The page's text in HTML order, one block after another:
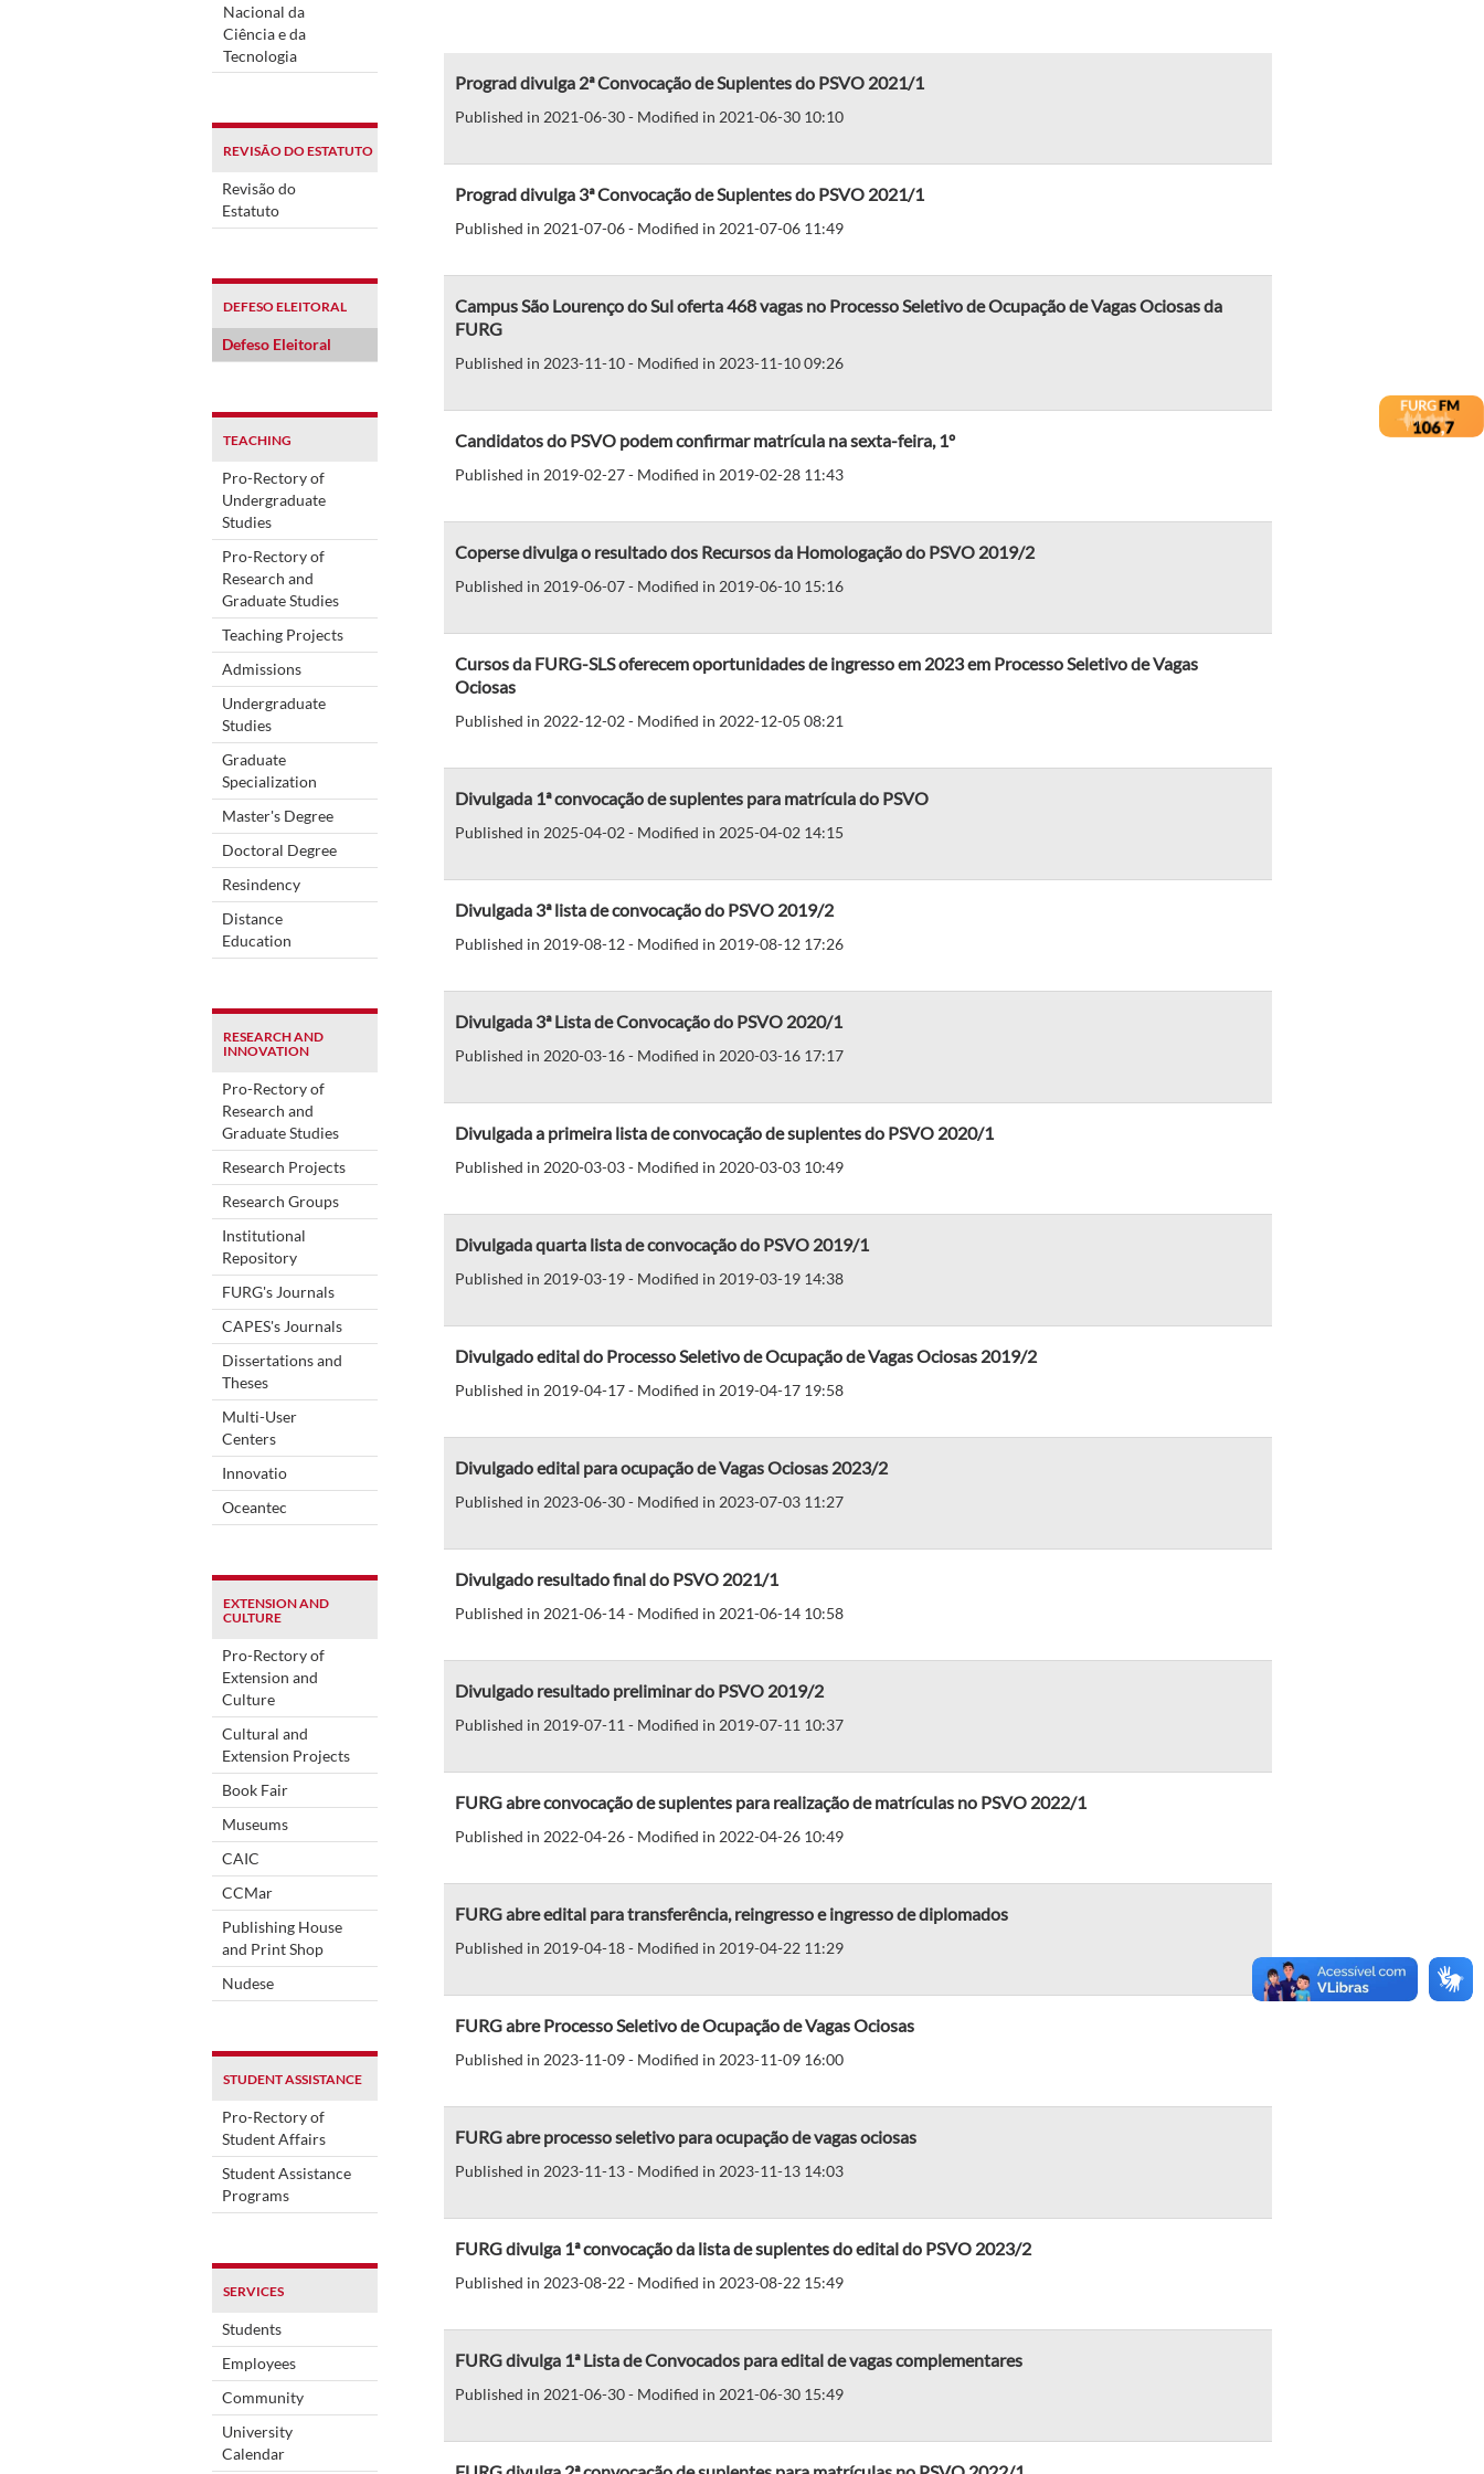
Nacional da
Ciência e da
Tecnologia
REVISÃO DO ESTATUTO
Revisão do
Estatuto
DEFESO ELEITORAL
Defeso Eleitoral
TEACHING
Pro-Rectory of
Undergraduate
Studies
Pro-Rectory of
Research and
Graduate Studies
Teaching Projects
Admissions
Undergraduate
Studies
Graduate
Specialization
Master's Degree
Doctoral Degree
Resindency
Distance
Education
RESEARCH AND
INNOVATION
Pro-Rectory of
Research and
Graduate Studies
Research Projects
Research Groups
Institutional
Repository
FURG's Journals
CAPES's Journals
Dissertations and
Theses
Multi-User
Centers
Innovatio
Oceantec
EXTENSION AND
CULTURE
Pro-Rectory of
Extension and
Culture
Cultural and
Extension Projects
Book Fair
Museums
CAIC
CCMar
Publishing House
and Print Shop
Nudese
STUDENT ASSISTANCE
Pro-Rectory of
Student Affairs
Student Assistance
Programs
SERVICES
Students
Employees
Community
University
Calendar
Prograd divulga 2ª Convocação de Suplentes do PSVO 2021/1
Published in 2021-06-30 - Modified in 2021-06-30 10:10
Prograd divulga 3ª Convocação de Suplentes do PSVO 2021/1
Published in 2021-07-06 - Modified in 2021-07-06 11:49
Campus São Lourenço do Sul oferta 468 vagas no Processo Seletivo de Ocupação de Vagas Ociosas da
FURG
Published in 2023-11-10 - Modified in 2023-11-10 09:26
Candidatos do PSVO podem confirmar matrícula na sexta-feira, 1º
Published in 2019-02-27 - Modified in 2019-02-28 11:43
Coperse divulga o resultado dos Recursos da Homologação do PSVO 2019/2
Published in 2019-06-07 - Modified in 2019-06-10 15:16
Cursos da FURG-SLS oferecem oportunidades de ingresso em 2023 em Processo Seletivo de Vagas
Ociosas
Published in 2022-12-02 - Modified in 2022-12-05 08:21
Divulgada 1ª convocação de suplentes para matrícula do PSVO
Published in 2025-04-02 - Modified in 2025-04-02 14:15
Divulgada 3ª lista de convocação do PSVO 2019/2
Published in 2019-08-12 - Modified in 2019-08-12 17:26
Divulgada 3ª Lista de Convocação do PSVO 2020/1
Published in 2020-03-16 - Modified in 2020-03-16 17:17
Divulgada a primeira lista de convocação de suplentes do PSVO 2020/1
Published in 2020-03-03 - Modified in 2020-03-03 10:49
Divulgada quarta lista de convocação do PSVO 2019/1
Published in 2019-03-19 - Modified in 2019-03-19 14:38
Divulgado edital do Processo Seletivo de Ocupação de Vagas Ociosas 2019/2
Published in 2019-04-17 - Modified in 2019-04-17 19:58
Divulgado edital para ocupação de Vagas Ociosas 2023/2
Published in 2023-06-30 - Modified in 2023-07-03 11:27
Divulgado resultado final do PSVO 2021/1
Published in 2021-06-14 - Modified in 2021-06-14 10:58
Divulgado resultado preliminar do PSVO 2019/2
Published in 2019-07-11 - Modified in 2019-07-11 10:37
FURG abre convocação de suplentes para realização de matrículas no PSVO 2022/1
Published in 2022-04-26 - Modified in 2022-04-26 10:49
FURG abre edital para transferência, reingresso e ingresso de diplomados
Published in 2019-04-18 - Modified in 2019-04-22 11:29
FURG abre Processo Seletivo de Ocupação de Vagas Ociosas
Published in 2023-11-09 - Modified in 2023-11-09 16:00
FURG abre processo seletivo para ocupação de vagas ociosas
Published in 2023-11-13 - Modified in 2023-11-13 14:03
FURG divulga 1ª convocação da lista de suplentes do edital do PSVO 2023/2
Published in 2023-08-22 - Modified in 2023-08-22 15:49
FURG divulga 1ª Lista de Convocados para edital de vagas complementares
Published in 2021-06-30 - Modified in 2021-06-30 15:49